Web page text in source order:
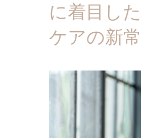
に着目し
ケアの新